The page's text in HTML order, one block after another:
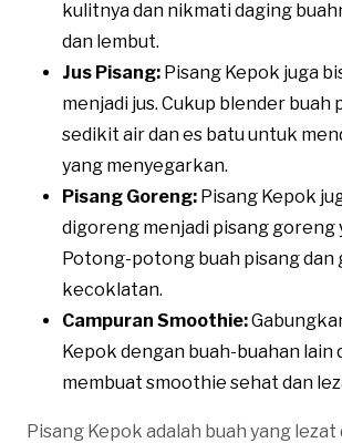
kulitnya dan nikmati daging
dan lembut.
Jus Pisang: Pisang Kepok juga
menjadi jus. Cukup blender buah
sedikit air dan es batu untuk
yang menyegarkan.
Pisang Goreng: Pisang Kepok
digoreng menjadi pisang goreng
Potong-potong buah pisang dan
kecoklatan.
Campuran Smoothie:
Kepok dengan buah-buahan lain
membuat smoothie sehat dan
Pisang Kepok adalah buah yang lezat